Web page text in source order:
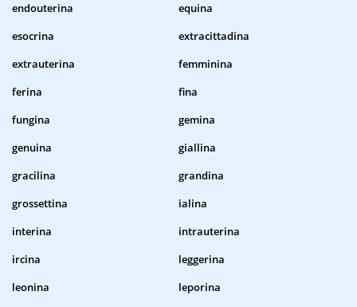
endouterina
equina
esocrina
extracittadina
extrauterina
femminina
ferina
fina
fungina
gemina
genuina
giallina
gracilina
grandina
grossettina
ialina
interina
intrauterina
ircina
leggerina
leonina
leporina